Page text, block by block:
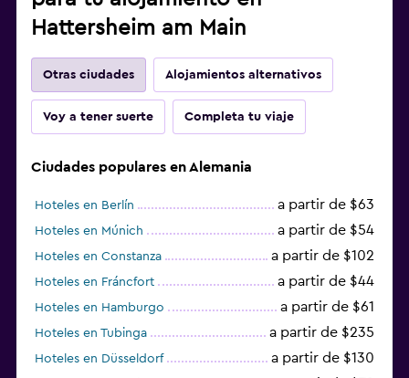
Hattersheim am Main
Otras ciudades Alojamientos alternativos
Voy a tener suerte Completa tu viaje
Ciudades populares en Alemania
Hoteles en Berlín a partir de $63
Hoteles en Múnich a partir de $54
Hoteles en Constanza a partir de $102
Hoteles en Fráncfort a partir de $44
Hoteles en Hamburgo a partir de $61
Hoteles en Tubinga a partir de $235
Hoteles en Düsseldorf a partir de $130